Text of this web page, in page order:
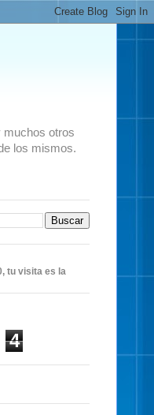
muchos otros
los mismos.
tu visita es la
4